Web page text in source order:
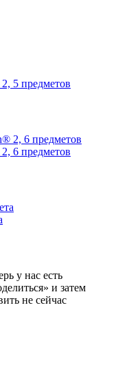
5 предметов
6 предметов
у нас есть
и затем
не сейчас